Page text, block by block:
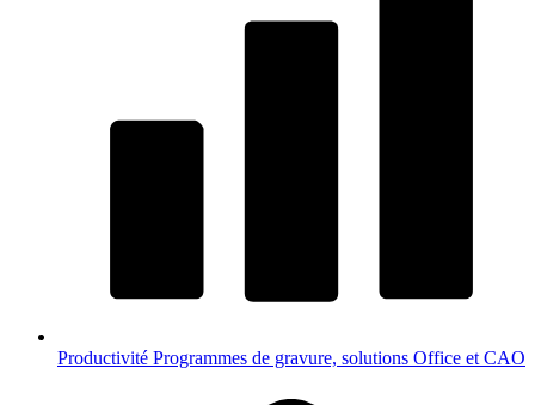
Productivité Programmes de gravure, solutions Office et CAO